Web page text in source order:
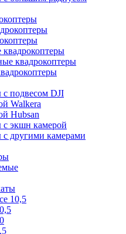
квадрокоптеры
с подвесом DJI
Walkera
Hubsan
с экшн камерой
с другими камерами
10,5